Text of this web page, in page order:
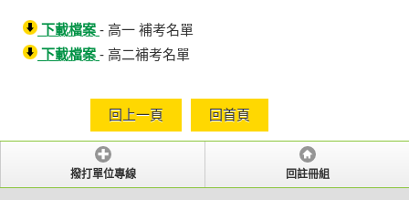
下載檔案 - 高一 補考名單
下載檔案 - 高二補考名單
回上一頁 回首頁
撥打單位專線 回註冊組